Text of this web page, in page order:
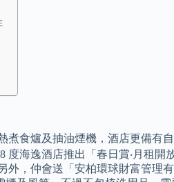
煮食爐及抽油煙機，酒店更備有
海逸酒店推出「春日賞‧月租開
外，仲會送「安柏環球財富管理